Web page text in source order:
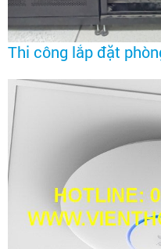
Thi công lắp đặt